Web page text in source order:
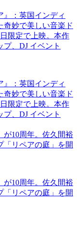
』：英国インディ
奇妙で美しい音楽ド
限定で上映。本作
、DJ イベント
』：英国インディ
奇妙で美しい音楽ド
限定で上映。本作
、DJ イベント
が10周年。佐久間裕
「リペアの庭」を開
が10周年。佐久間裕
「リペアの庭」を開